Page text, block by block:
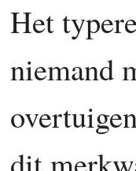
Het
niemand